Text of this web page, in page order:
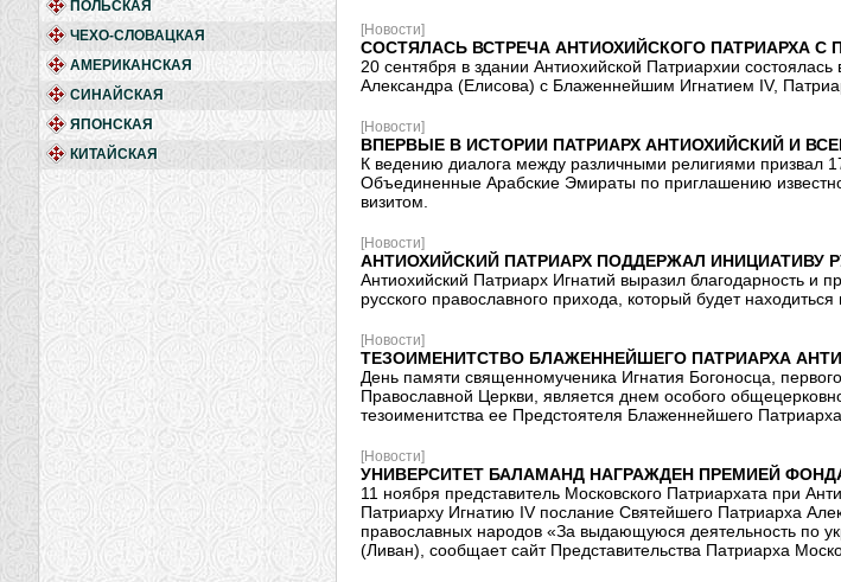
ПОЛЬСКАЯ
ЧЕХО-СЛОВАЦКАЯ
АМЕРИКАНСКАЯ
СИНАЙСКАЯ
ЯПОНСКАЯ
КИТАЙСКАЯ
[Новости]
СОСТЯЛАСЬ ВСТРЕЧА АНТИОХИЙСКОГО ПАТРИАРХА С
20 сентября в здании Антиохийской Патриархии
Александра (Елисова) с Блаженнейшим Игнатием IV,
[Новости]
ВПЕРВЫЕ В ИСТОРИИ ПАТРИАРХ АНТИОХИЙСКИЙ И
К ведению диалога между различными религиями призвал
Объединенные Арабские Эмираты по приглашению
визитом.
[Новости]
АНТИОХИЙСКИЙ ПАТРИАРХ ПОДДЕРЖАЛ ИНИЦИАТИВУ
Антиохийский Патриарх Игнатий выразил благодарность и
русского православного прихода, который будет
[Новости]
ТЕЗОИМЕНИТСТВО БЛАЖЕННЕЙШЕГО ПАТРИАРХА
День памяти священномученика Игнатия Богоносца,
Православной Церкви, является днем особого
тезоименитства ее Предстоятеля Блаженнейшего
[Новости]
УНИВЕРСИТЕТ БАЛАМАНД НАГРАЖДЕН ПРЕМИЕЙ
11 ноября представитель Московского Патриархата при
Патриарху Игнатию IV послание Святейшего Патриарха
православных народов «За выдающуюся деятельность по
(Ливан), сообщает сайт Представительства Патриарха